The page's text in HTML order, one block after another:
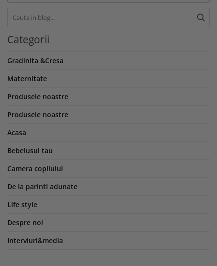
Categorii
Gradinita &Cresa
Maternitate
Produsele noastre
Produsele noastre
Acasa
Bebelusul tau
Camera copilului
De la parinti adunate
Life style
Despre noi
Interviuri&media